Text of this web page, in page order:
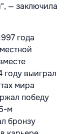
— заключила
года
году выиграл
мира
победу
м
бронзу